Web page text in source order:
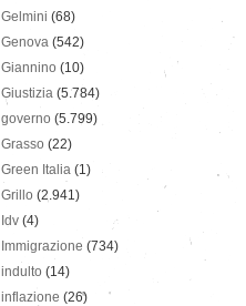
Gelmini (68)
Genova (542)
Giannino (10)
Giustizia (5.784)
governo (5.799)
Grasso (22)
Green Italia (1)
Grillo (2.941)
Idv (4)
Immigrazione (734)
indulto (14)
inflazione (26)